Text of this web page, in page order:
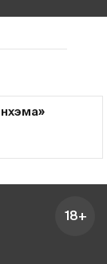
18+